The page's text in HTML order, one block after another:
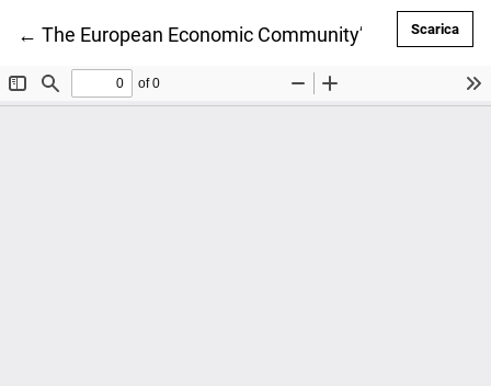
←Ritorna ai dettagli dell'articolo
The European Economic Community’s regional
Scarica